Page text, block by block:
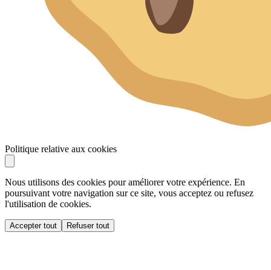
Politique relative aux cookies
Nous utilisons des cookies pour améliorer votre expérience. En
poursuivant votre navigation sur ce site, vous acceptez ou refusez
l'utilisation de cookies.
Accepter tout Refuser tout